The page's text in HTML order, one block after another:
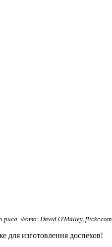
риса. Фото: David O'Malley, flickr.com
для изготовления доспехов!